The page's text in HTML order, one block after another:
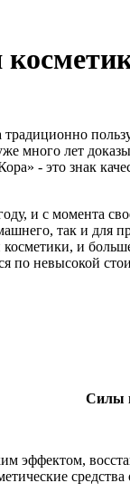
традиционно
много лет
- это знак
и с момента
так и для
и
по невысокой
Силы
эффектом,